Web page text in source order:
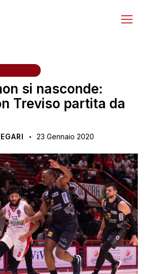
si nasconde:
Treviso partita da
23 Gennaio 2020